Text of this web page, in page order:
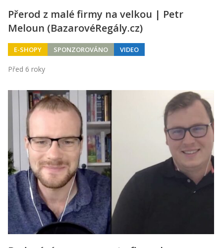
Přerod z malé firmy na velkou | Petr
Meloun (BazarovéRegály.cz)
E-SHOPY SPONZOROVÁNO VIDEO
Před 6 roky